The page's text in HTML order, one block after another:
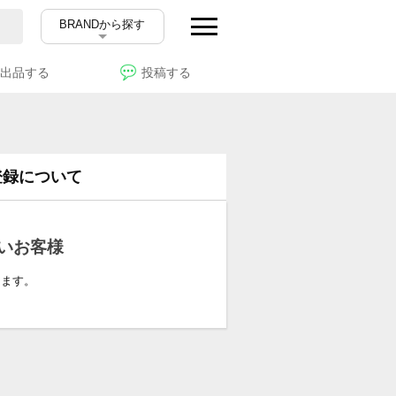
BRANDから探す
出品する 投稿する
について
お客様
す。